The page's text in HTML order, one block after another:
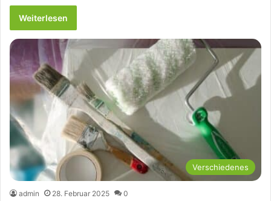
Weiterlesen
Verschiedenes
admin 28. Februar 2025 0